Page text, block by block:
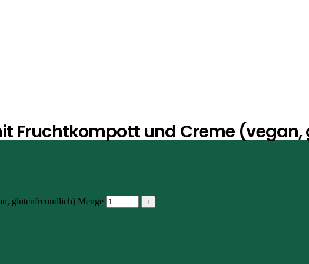
Fruchtkompott und Creme
glutenfreundlich) Menge